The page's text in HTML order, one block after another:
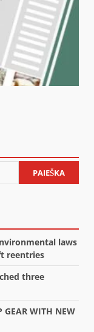
PAIEŠKA
laws
reentries
three
GEAR WITH NEW